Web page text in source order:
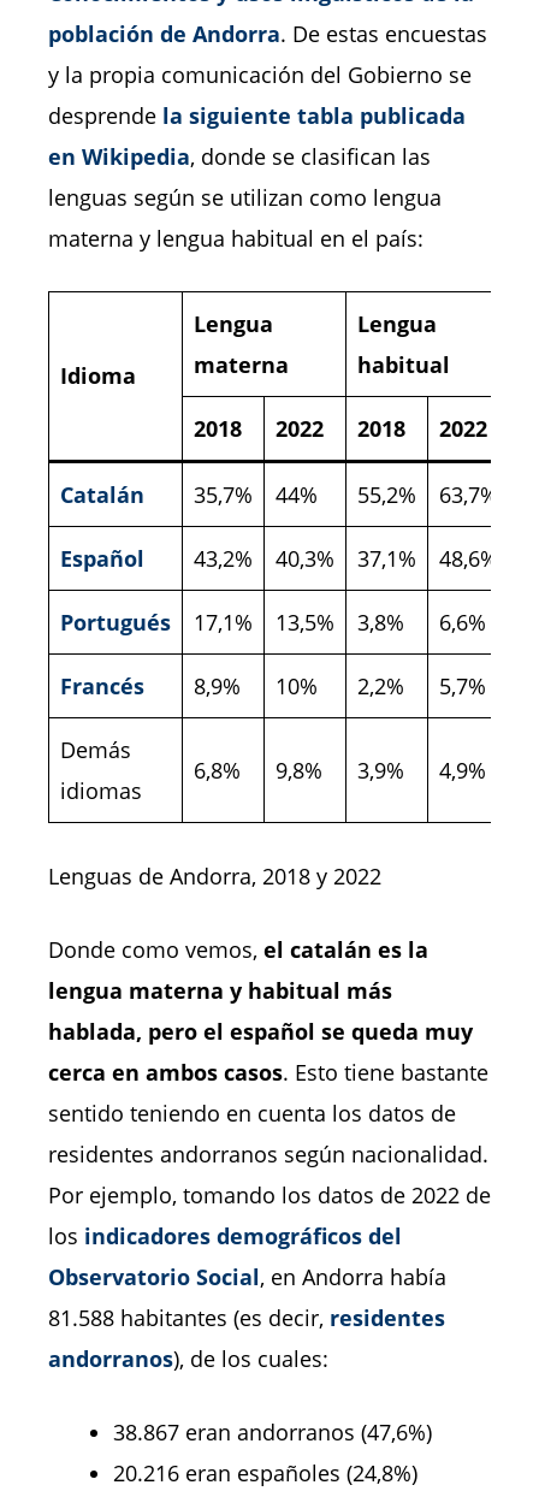
población de Andorra. De estas encuestas
y la propia comunicación del Gobierno se
desprende la siguiente tabla publicada
en Wikipedia, donde se clasifican las
lenguas según se utilizan como lengua
materna y lengua habitual en el país:
Idioma
Lengua
materna
Lengua
habitual
2018 2022 2018 2022
Catalán 35,7% 44% 55,2% 63,7%
Español 43,2% 40,3% 37,1% 48,6%
Portugués 17,1% 13,5% 3,8% 6,6%
Francés 8,9% 10% 2,2% 5,7%
Demás
idiomas
6,8% 9,8% 3,9% 4,9%
Lenguas de Andorra, 2018 y 2022
Donde como vemos, el catalán es la
lengua materna y habitual más
hablada, pero el español se queda muy
cerca en ambos casos. Esto tiene bastante
sentido teniendo en cuenta los datos de
residentes andorranos según nacionalidad.
Por ejemplo, tomando los datos de 2022 de
los indicadores demográficos del
Observatorio Social, en Andorra había
81.588 habitantes (es decir, residentes
andorranos), de los cuales:
38.867 eran andorranos (47,6%)
20.216 eran españoles (24,8%)